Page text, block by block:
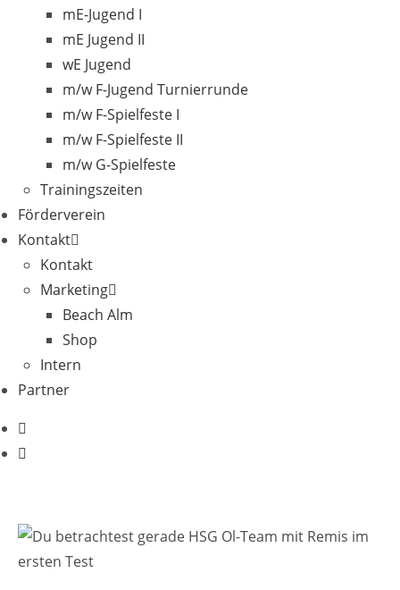
mE-Jugend I
mE Jugend II
wE Jugend
m/w F-Jugend Turnierrunde
m/w F-Spielfeste I
m/w F-Spielfeste II
m/w G-Spielfeste
Trainingszeiten
Förderverein
Kontakt
Kontakt
Marketing
Beach Alm
Shop
Intern
Partner